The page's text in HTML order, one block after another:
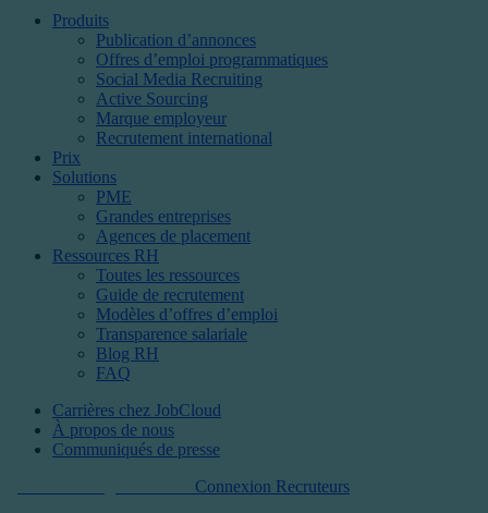
Produits
Publication d’annonces
Offres d’emploi programmatiques
Social Media Recruiting
Active Sourcing
Marque employeur
Recrutement international
Prix
Solutions
PME
Grandes entreprises
Agences de placement
Ressources RH
Toutes les ressources
Guide de recrutement
Modèles d’offres d’emploi
Transparence salariale
Blog RH
FAQ
Carrières chez JobCloud​
À propos de nous
Communiqués de presse
Connexion Recruteurs